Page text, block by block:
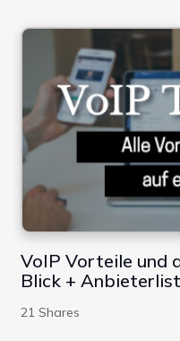
VoIP Vorteile und
Blick +
21 Shares